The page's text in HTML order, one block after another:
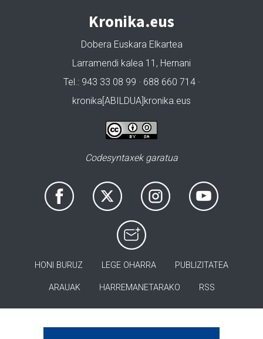
Kronika.eus
Dobera Euskara Elkartea
Larramendi kalea 11, Hernani
Tel.: 943 33 08 99 · 688 660 714 ·
kronika[ABILDUA]kronika.eus
Codesyntaxek garatua
HONI BURUZ LEGE OHARRA PUBLIZITATEA
ARAUAK HARREMANETARAKO RSS